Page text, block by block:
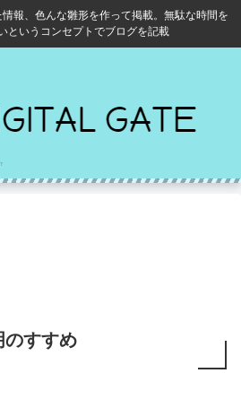
報、色んな雛形を作って掲載。無駄な時間を
というコンセプトでブログを記載
のすすめ